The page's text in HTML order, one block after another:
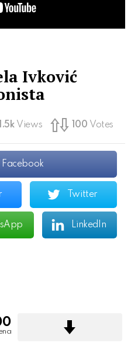
Ivković
1.5k Views 100 Votes
Facebook
Twitter
LinkedIn